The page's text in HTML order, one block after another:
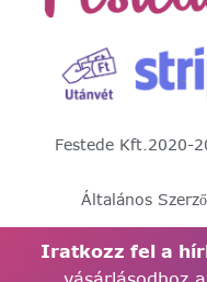
Festede Kft.2020-
Általános
Iratkozz fel a